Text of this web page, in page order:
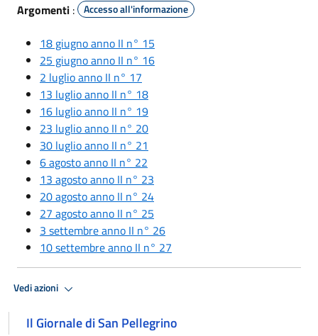
Argomenti : Accesso all'informazione
18 giugno anno II n° 15
25 giugno anno II n° 16
2 luglio anno II n° 17
13 luglio anno II n° 18
16 luglio anno II n° 19
23 luglio anno II n° 20
30 luglio anno II n° 21
6 agosto anno II n° 22
13 agosto anno II n° 23
20 agosto anno II n° 24
27 agosto anno II n° 25
3 settembre anno II n° 26
10 settembre anno II n° 27
Vedi azioni
Il Giornale di San Pellegrino